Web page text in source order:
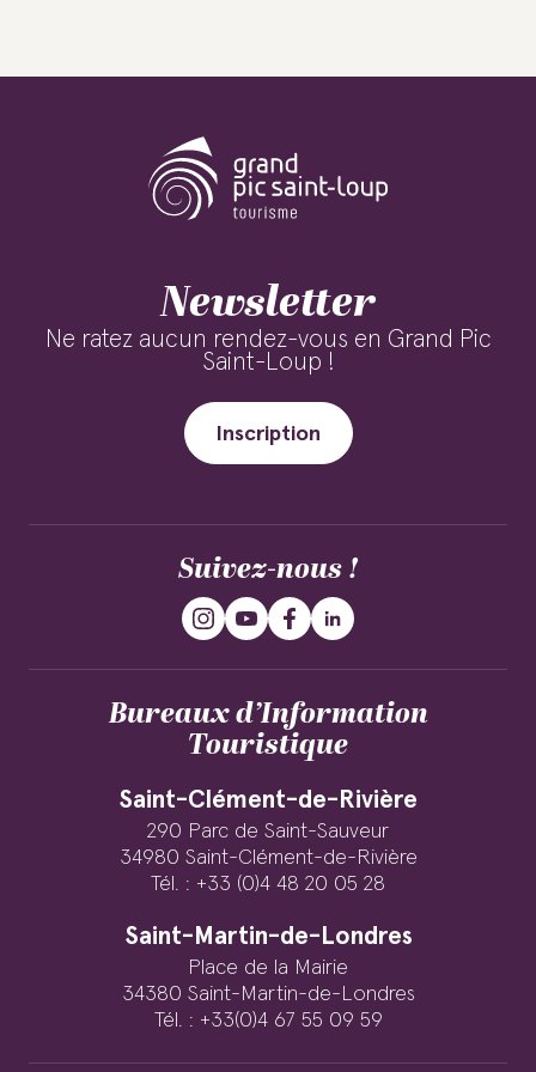
Newsletter
Ne ratez aucun rendez-vous en Grand Pic
Saint-Loup !
Inscription
Suivez-nous !
Bureaux d’Information
Touristique
Saint-Clément-de-Rivière
290 Parc de Saint-Sauveur
34980 Saint-Clément-de-Rivière
Tél. : +33 (0)4 48 20 05 28
Saint-Martin-de-Londres
Place de la Mairie
34380 Saint-Martin-de-Londres
Tél. : +33(0)4 67 55 09 59